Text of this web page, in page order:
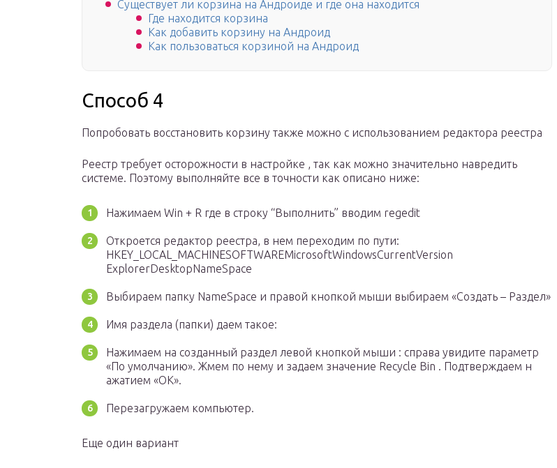
Существует ли корзина на Андроиде и где она находится
Где находится корзина
Как добавить корзину на Андроид
Как пользоваться корзиной на Андроид
Способ 4
Попробовать восстановить корзину также можно с использованием редактора реестра
Реестр требует осторожности в настройке , так как можно значительно навредить
системе. Поэтому выполняйте все в точности как описано ниже:
Нажимаем Win + R где в строку “Выполнить” вводим regedit
Откроется редактор реестра, в нем переходим по пути:
HKEY_LOCAL_MACHINESOFTWAREMicrosoftWindowsCurrentVersion
ExplorerDesktopNameSpace
Выбираем папку NameSpace и правой кнопкой мыши выбираем «Создать – Раздел»
Имя раздела (папки) даем такое:
Нажимаем на созданный раздел левой кнопкой мыши : справа увидите параметр
«По умолчанию». Жмем по нему и задаем значение Recycle Bin . Подтверждаем н
ажатием «ОК».
Перезагружаем компьютер.
Еще один вариант